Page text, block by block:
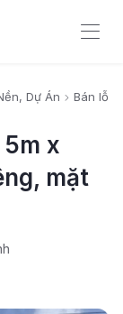
Dự Án Bán lỗ
x
mặt